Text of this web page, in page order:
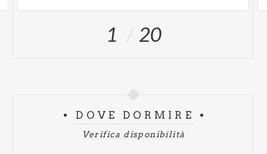
1 20
DOVE DORMIRE
Verifica disponibilità